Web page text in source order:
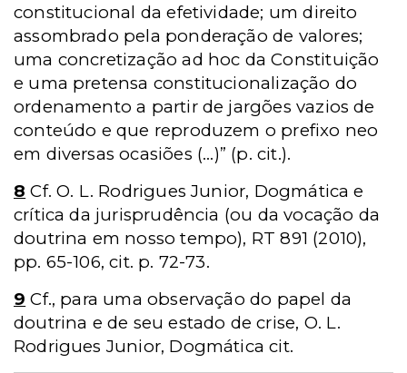
constitucional da efetividade; um direito
assombrado pela ponderação de valores;
uma concretização ad hoc da Constituição
e uma pretensa constitucionalização do
ordenamento a partir de jargões vazios de
conteúdo e que reproduzem o prefixo neo
em diversas ocasiões (...)” (p. cit.).
8 Cf. O. L. Rodrigues Junior, Dogmática e
crítica da jurisprudência (ou da vocação da
doutrina em nosso tempo), RT 891 (2010),
pp. 65-106, cit. p. 72-73.
9 Cf., para uma observação do papel da
doutrina e de seu estado de crise, O. L.
Rodrigues Junior, Dogmática cit.